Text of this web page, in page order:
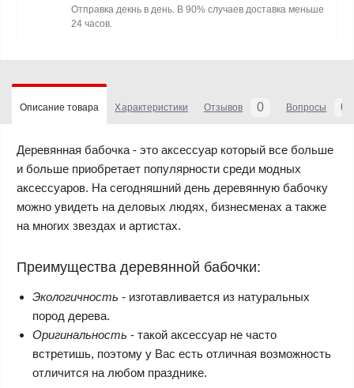
Отправка декнь в день. В 90% случаев доставка меньше
24 часов.
Описание товара Характеристики Отзывов 0 Вопросы 0
Деревянная бабочка - это аксессуар который все больше
и больше приобретает популярности среди модных
аксессуаров. На сегодняшний день деревянную бабочку
можно увидеть на деловых людях, бизнесменах а также
на многих звездах и артистах.
Преимущества деревянной бабочки:
Экологичность - изготавливается из натуральных
пород дерева.
Оригинальность - такой аксессуар не часто
встретишь, поэтому у Вас есть отличная возможность
отличится на любом празднике.